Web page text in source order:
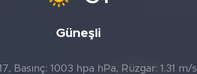
Güneşli
Basınç: 1003 hpa hPa, Rüzgar: 1.31 m/s